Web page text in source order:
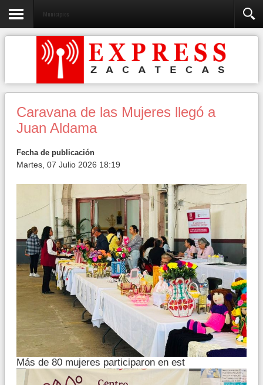
Municipios
Caravana de las Mujeres llegó a
Juan Aldama
Fecha de publicación
Martes, 07 Julio 2026 18:19
Más de 80 mujeres participaron en est